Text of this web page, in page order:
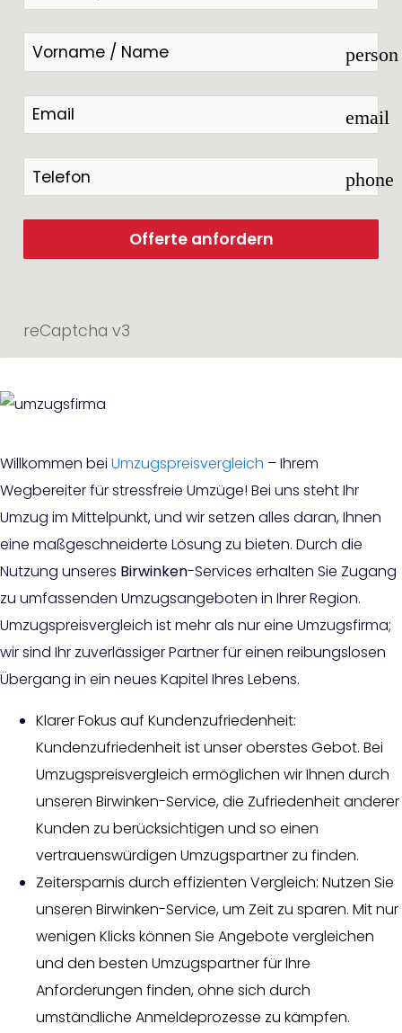
person
email
phone
Offerte anfordern
reCaptcha v3
Willkommen bei Umzugspreisvergleich – Ihrem
Wegbereiter für stressfreie Umzüge! Bei uns steht Ihr
Umzug im Mittelpunkt, und wir setzen alles daran, Ihnen
eine maßgeschneiderte Lösung zu bieten. Durch die
Nutzung unseres Birwinken-Services erhalten Sie Zugang
zu umfassenden Umzugsangeboten in Ihrer Region.
Umzugspreisvergleich ist mehr als nur eine Umzugsfirma;
wir sind Ihr zuverlässiger Partner für einen reibungslosen
Übergang in ein neues Kapitel Ihres Lebens.
Klarer Fokus auf Kundenzufriedenheit:
Kundenzufriedenheit ist unser oberstes Gebot. Bei
Umzugspreisvergleich ermöglichen wir Ihnen durch
unseren Birwinken-Service, die Zufriedenheit anderer
Kunden zu berücksichtigen und so einen
vertrauenswürdigen Umzugspartner zu finden.
Zeitersparnis durch effizienten Vergleich: Nutzen Sie
unseren Birwinken-Service, um Zeit zu sparen. Mit nur
wenigen Klicks können Sie Angebote vergleichen
und den besten Umzugspartner für Ihre
Anforderungen finden, ohne sich durch
umständliche Anmeldeprozesse zu kämpfen.